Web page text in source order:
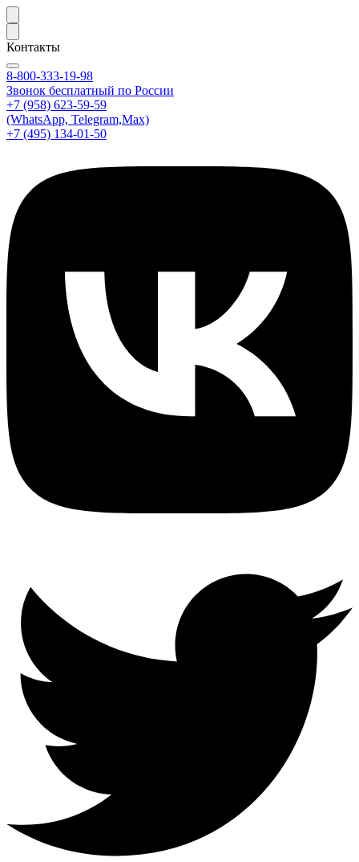
Контакты
8-800-333-19-98
Звонок бесплатный по России
+7 (958) 623-59-59
(WhatsApp, Telegram,Max)
+7 (495) 134-01-50